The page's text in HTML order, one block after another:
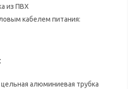
из ПВХ
кабелем питания:
алюминиевая трубка